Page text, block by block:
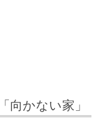
向かない家」